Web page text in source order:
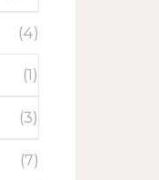
(4)
(1)
(3)
(7)